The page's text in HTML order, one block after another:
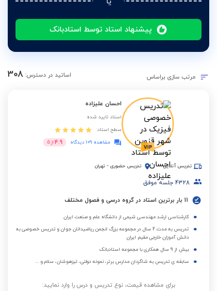
پیشنهاد استاد توسط استادبانک
مرتب سازی براساس اساتید در دسترس: 308
احسان علیزاده
استاد تایید شده
سطح استاد:
مشاهده 109 دیدگاه
4.9 از 5
تدریس آنلاین تدریس حضوری - تهران
4328 جلسه موفق
11 بار برترین استاد در گروه درسی و فصول مختلف
کارشناسی ارشد مهندسی شیمی از دانشگاه علم و صنعت ایران
تدریس به مدت 2 سال در مجموعه بزرگ انجمن ریاضیدانان جوان و تدریس خصوصی به
دانش آموزان خارجی مقیم ایران
بیش از 9 سال همکاری با مجموعه استادبانک
سابقه ی تدریس به شاگردان مدارس برتر، نمونه دولتی، تیزهوشان، سلام و ...
برای مشاهده قیمت، نوع تدریس و درس را وارد نمایید: